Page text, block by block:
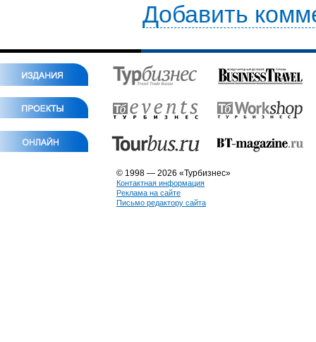
Добавить
© 1998 — 2026 «Турбизнес»
Контактная информация
Реклама на сайте
Письмо редактору сайта